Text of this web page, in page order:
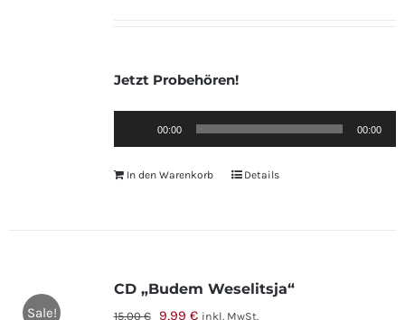
Jetzt Probehören!
Player
00:00 00:00
In den Warenkorb Details
Sale!
CD „Budem Weselitsja“
15,00€
Ursprünglicher
9,99 €Aktueller
inkl. MwSt.